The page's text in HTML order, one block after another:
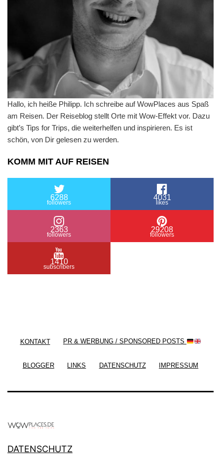
Hallo, ich heiße Philipp. Ich schreibe auf WowPlaces aus Spaß
am Reisen. Der Reiseblog stellt Orte mit Wow-Effekt vor. Dazu
gibt’s Tips for Trips, die weiterhelfen und inspirieren. Es ist
schön, von Dir gelesen zu werden.
KOMM MIT AUF REISEN
6288
followers
4031
likes
2363
followers
29208
followers
1410
subscribers
KONTAKT PR & WERBUNG / SPONSORED POSTS
BLOGGER LINKS DATENSCHUTZ IMPRESSUM
DATENSCHUTZ